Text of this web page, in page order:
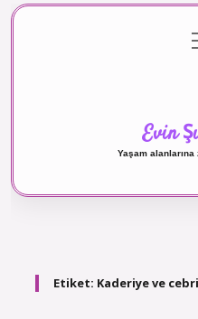
Gizlilik
Evin
Yaşam
Etiket: Kaderiye ve